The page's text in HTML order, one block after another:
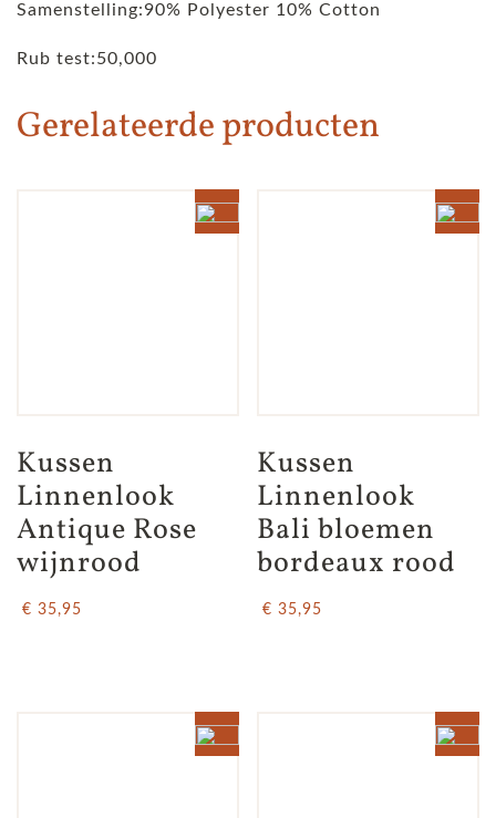
Samenstelling:90% Polyester 10% Cotton
Rub test:50,000
Gerelateerde producten
Kussen
Linnenlook
Antique Rose
wijnrood
€ 35,95
Kussen
Linnenlook
Bali bloemen
bordeaux rood
€ 35,95